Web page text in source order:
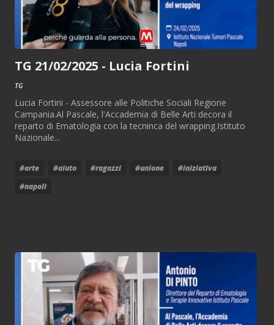
TG 21/02/2025 - Lucia Fortini
TG
Lucia Fortini - Assessore alle Politiche Sociali Regione
Campania.Al Pascale, l'Accademia di Belle Arti decora il
reparto di Ematologia con la tecninca del wrapping.Istituto
Nazionale...
#arte #aiuto #ragazzi #unione
#iniziativa
#napoli